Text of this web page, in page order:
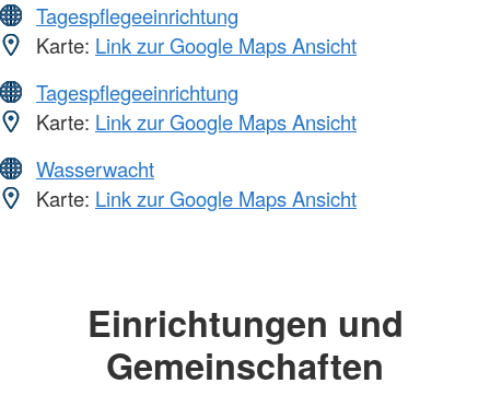
Tagespflegeeinrichtung
Karte: Link zur Google Maps Ansicht
Tagespflegeeinrichtung
Karte: Link zur Google Maps Ansicht
Wasserwacht
Karte: Link zur Google Maps Ansicht
Einrichtungen und
Gemeinschaften